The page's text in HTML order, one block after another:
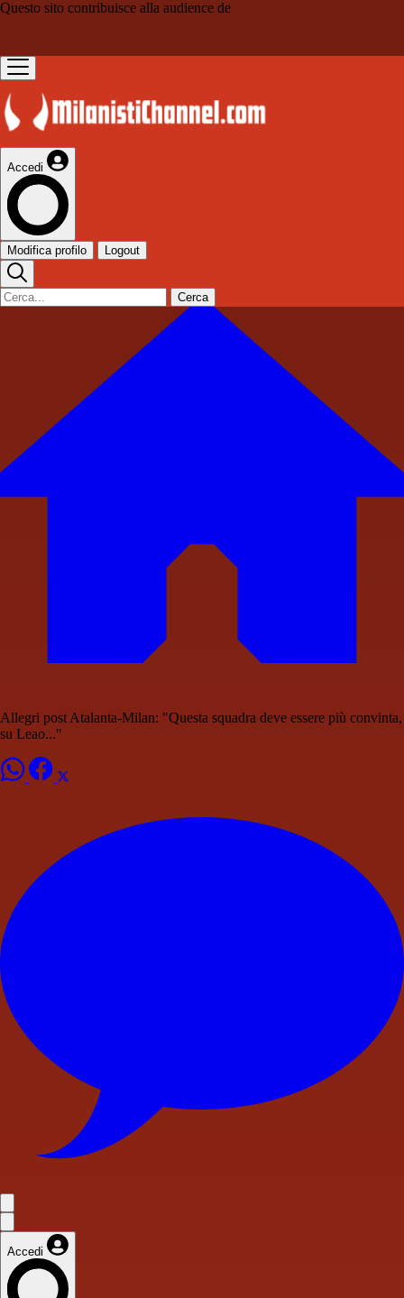
Questo sito contribuisce alla audience de
Accedi
Modifica profilo Logout
Cerca
Allegri post Atalanta-Milan: "Questa squadra deve essere più convinta,
su Leao..."
Accedi